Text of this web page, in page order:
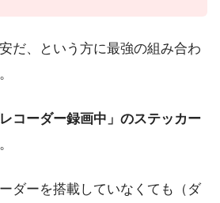
だ、という方に最強の組み合わ
レコーダー録画中」のステッカー
ダーを搭載していなくても（ダ